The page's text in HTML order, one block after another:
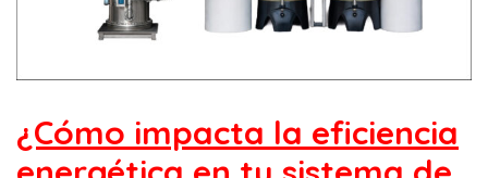
¿Cómo impacta la eficiencia